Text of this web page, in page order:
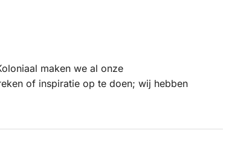
maken we al onze
of inspiratie op te doen; wij hebben